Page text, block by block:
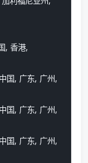
, 香港,
国, 广东, 广州,
国, 广东, 广州,
国, 广东, 广州,